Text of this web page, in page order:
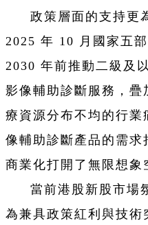
政策層面的支持更
2025 年 10 月國家五
2030 年前推動二級及
影像輔助診斷服務，疊
療資源分布不均的行
像輔助診斷產品的需求
商業化打開了無限想象
當前港股新股市場
為兼具政策紅利與技術